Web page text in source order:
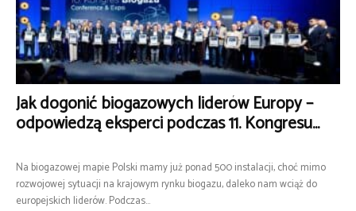
Jak dogonić biogazowych liderów Europy –
odpowiedzą eksperci podczas 11. Kongresu...
Na biogazowej mapie Polski mamy już ponad 500 instalacji, choć mimo
rozwojowej sytuacji na krajowym rynku biogazu, daleko nam wciąż do
europejskich liderów. Podczas...